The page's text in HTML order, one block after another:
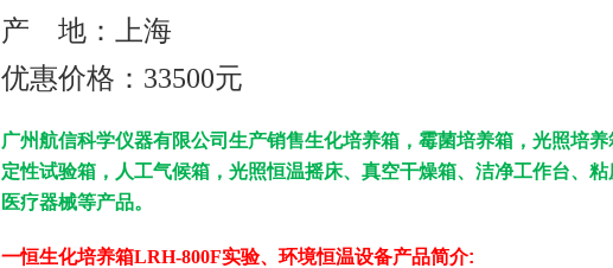
产 地：上海
优惠价格：33500元
广州航信科学仪器有限公司 生产销售生化培养箱，霉菌培养箱， 光照培养
定性试验箱，人工气候箱， 光照恒温摇床、真空干燥箱、洁净工作台、粘
医疗器械等产品。
一恒生化培养箱LRH-800F实验、环境恒温设备产品简介: